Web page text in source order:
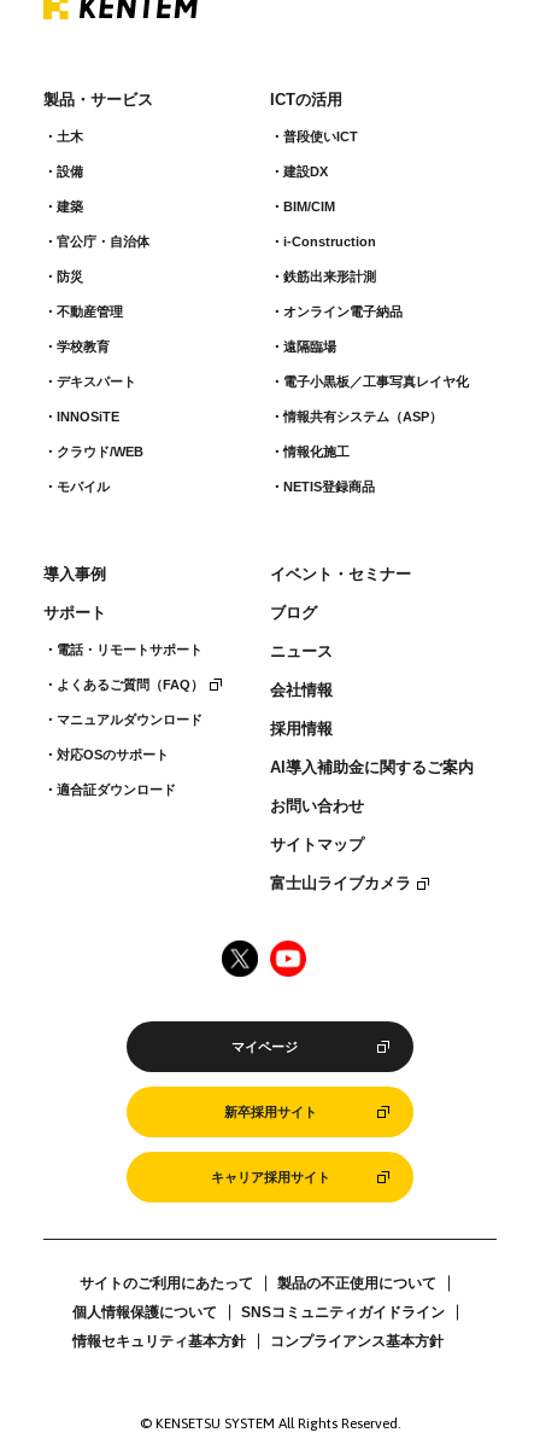
製品・サービス
土木
設備
建築
官公庁・自治体
防災
不動産管理
学校教育
デキスパート
INNOSiTE
クラウド/WEB
モバイル
ICTの活用
普段使いICT
建設DX
BIM/CIM
i-Construction
鉄筋出来形計測​
オンライン電子納品
遠隔臨場
電子小黒板／工事写真レイヤ化
情報共有システム（ASP）
情報化施工
NETIS登録商品
導入事例
サポート
電話・リモートサポート
よくあるご質問（FAQ）
マニュアルダウンロード
対応OSのサポート
適合証ダウンロード
イベント・セミナー
ブログ
ニュース
会社情報
採用情報
AI導入補助金に関するご案内
お問い合わせ
サイトマップ
富士山ライブカメラ
マイページ
新卒採用サイト
キャリア採用サイト
サイトのご利用にあたって
製品の不正使用について
個人情報保護について
SNSコミュニティガイドライン
情報セキュリティ基本方針
コンプライアンス基本方針
© KENSETSU SYSTEM All Rights Reserved.